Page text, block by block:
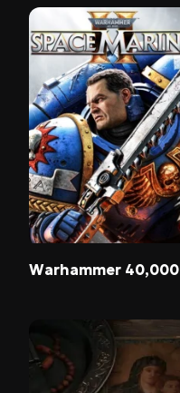
Warhammer 40,000: Space Marine 2